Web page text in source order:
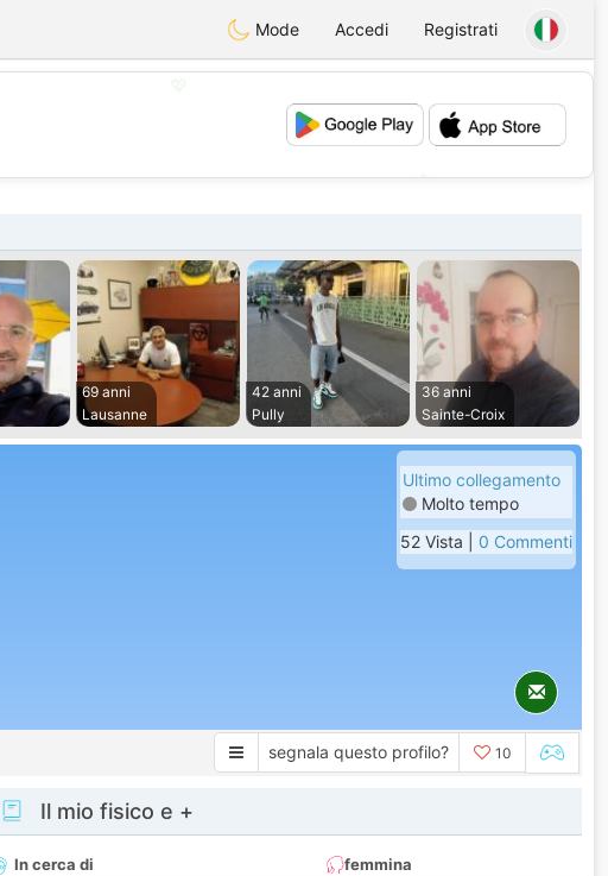
Mode Accedi Registrati
69 anni
Lausanne
42 anni
Pully
36 anni
Sainte-Croix
Ultimo collegamento
Molto tempo
52 Vista | 0 Commenti
segnala questo profilo? 10
Il mio fisico e +
In cerca di
femmina